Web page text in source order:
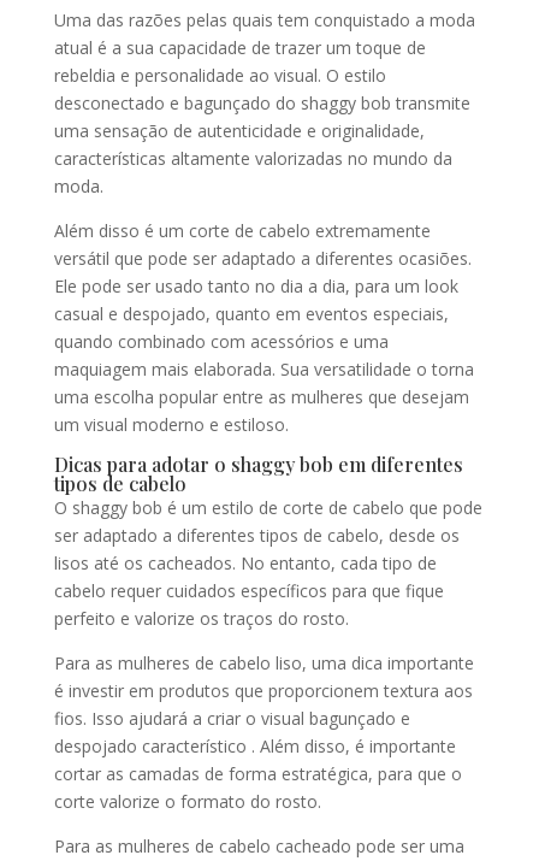
Uma das razões pelas quais tem conquistado a moda
atual é a sua capacidade de trazer um toque de
rebeldia e personalidade ao visual. O estilo
desconectado e bagunçado do shaggy bob transmite
uma sensação de autenticidade e originalidade,
características altamente valorizadas no mundo da
moda.
Além disso é um corte de cabelo extremamente
versátil que pode ser adaptado a diferentes ocasiões.
Ele pode ser usado tanto no dia a dia, para um look
casual e despojado, quanto em eventos especiais,
quando combinado com acessórios e uma
maquiagem mais elaborada. Sua versatilidade o torna
uma escolha popular entre as mulheres que desejam
um visual moderno e estiloso.
Dicas para adotar o shaggy bob em diferentes
tipos de cabelo
O shaggy bob é um estilo de corte de cabelo que pode
ser adaptado a diferentes tipos de cabelo, desde os
lisos até os cacheados. No entanto, cada tipo de
cabelo requer cuidados específicos para que fique
perfeito e valorize os traços do rosto.
Para as mulheres de cabelo liso, uma dica importante
é investir em produtos que proporcionem textura aos
fios. Isso ajudará a criar o visual bagunçado e
despojado característico . Além disso, é importante
cortar as camadas de forma estratégica, para que o
corte valorize o formato do rosto.
Para as mulheres de cabelo cacheado pode ser uma